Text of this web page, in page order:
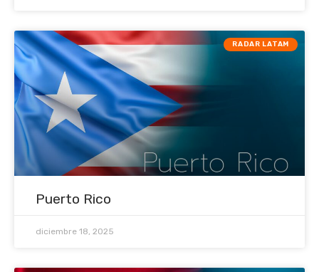
RADAR LATAM
Puerto Rico
diciembre 18, 2025